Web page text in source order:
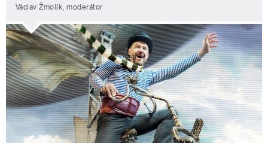
Václav Žmolík, moderátor